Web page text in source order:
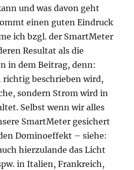
und was davon geht
einen guten Eindruck
ich bzgl. der SmartMeter
Resultat als die
in dem Beitrag, denn:
richtig beschrieben wird,
sondern Strom wird in
Selbst wenn wir alles
SmartMeter gesichert
Dominoeffekt – siehe:
hierzulande das Licht
in Italien, Frankreich,